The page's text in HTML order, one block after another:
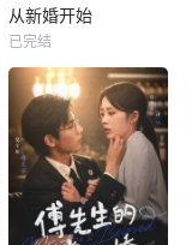
从新婚开始
已完结